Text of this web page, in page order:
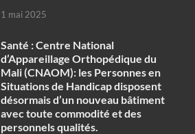
1 mai 2025
Santé : Centre National
d’Appareillage Orthopédique du
Mali (CNAOM): les Personnes en
Situations de Handicap disposent
désormais d’un nouveau bâtiment
avec toute commodité et des
personnels qualités.